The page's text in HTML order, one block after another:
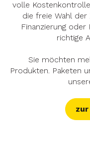
volle
die freie Wahl der
Finanzierung
richtige
Sie möchten
Produkten. Paketen